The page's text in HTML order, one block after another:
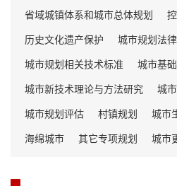
理配置和控制引导，促进国家经
济、社会、人口、资源、环境协调
和效率。
省域城镇体系和城市总体规划
历史文化遗产保护 城市规划法
城市规划相关技术标准 城市基
城市新技术理论与方法研究 城
城市规划评估 村镇规划 城市
海绵城市 其它专项规划 城市